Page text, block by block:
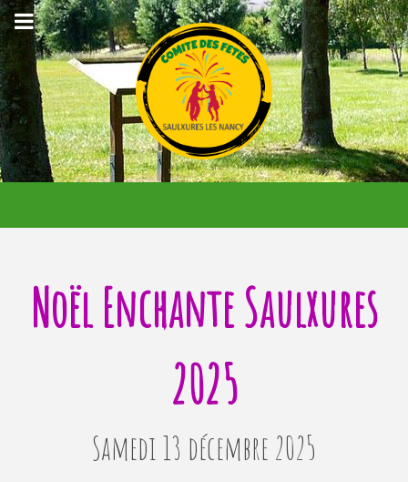
Noël Enchante Saulxures
2025
Samedi 13 décembre 2025